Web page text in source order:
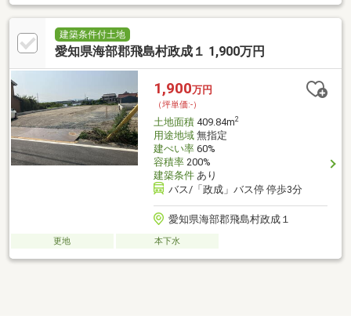
建築条件付土地
愛知県海部郡飛島村政成１ 1,900万円
1,900万円
（坪単価:-）
土地面積409.84m2
用途地域無指定
建ぺい率60%
容積率200%
建築条件あり
バス/「政成」バス停 停歩3分
愛知県海部郡飛島村政成１
更地 本下水